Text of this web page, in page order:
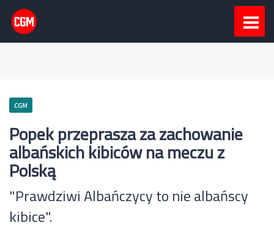
CGM
Popek przeprasza za zachowanie
albańskich kibiców na meczu z
Polską
"Prawdziwi Albańczycy to nie albańscy
kibice".